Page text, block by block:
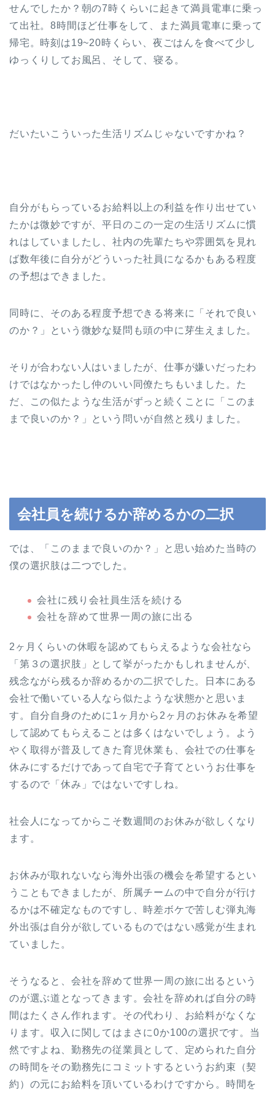
せんでしたか？朝の7時くらいに起きて満員電車に乗っ
て出社。8時間ほど仕事をして、また満員電車に乗って
帰宅。時刻は19~20時くらい、夜ごはんを食べて少し
ゆっくりしてお風呂、そして、寝る。
だいたいこういった生活リズムじゃないですかね？
自分がもらっているお給料以上の利益を作り出せてい
たかは微妙ですが、平日のこの一定の生活リズムに慣
れはしていましたし、社内の先輩たちや雰囲気を見れ
ば数年後に自分がどういった社員になるかもある程度
の予想はできました。
同時に、そのある程度予想できる将来に「それで良い
のか？」という微妙な疑問も頭の中に芽生えました。
そりが合わない人はいましたが、仕事が嫌いだったわ
けではなかったし仲のいい同僚たちもいました。た
だ、この似たような生活がずっと続くことに「このま
まで良いのか？」という問いが自然と残りました。
会社員を続けるか辞めるかの二択
では、「このままで良いのか？」と思い始めた当時の
僕の選択肢は二つでした。
会社に残り会社員生活を続ける
会社を辞めて世界一周の旅に出る
2ヶ月くらいの休暇を認めてもらえるような会社なら
「第３の選択肢」として挙がったかもしれませんが、
残念ながら残るか辞めるかの二択でした。日本にある
会社で働いている人なら似たような状態かと思いま
す。自分自身のために1ヶ月から2ヶ月のお休みを希望
して認めてもらえることは多くはないでしょう。よう
やく取得が普及してきた育児休業も、会社での仕事を
休みにするだけであって自宅で子育てというお仕事を
するので「休み」ではないですしね。
社会人になってからこそ数週間のお休みが欲しくなり
ます。
お休みが取れないなら海外出張の機会を希望するとい
うこともできましたが、所属チームの中で自分が行け
るかは不確定なものですし、時差ボケで苦しむ弾丸海
外出張は自分が欲しているものではない感覚が生まれ
ていました。
そうなると、会社を辞めて世界一周の旅に出るという
のが選ぶ道となってきます。会社を辞めれば自分の時
間はたくさん作れます。その代わり、お給料がなくな
ります。収入に関してはまさに0か100の選択です。当
然ですよね、勤務先の従業員として、定められた自分
の時間をその勤務先にコミットするというお約束（契
約）の元にお給料を頂いているわけですから。時間を